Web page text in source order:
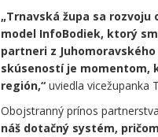
„Trnavská župa sa
model InfoBodiek, ktorý
partneri z
skúseností je momentom,
región,“ uviedla vicežupanka
Obojstranný prínos
náš dotačný systém,